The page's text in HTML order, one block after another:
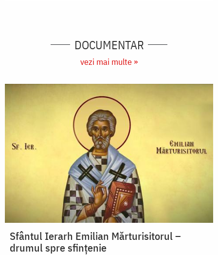
DOCUMENTAR
vezi mai multe »
Sfântul Ierarh Emilian Mărturisitorul –
drumul spre sfințenie